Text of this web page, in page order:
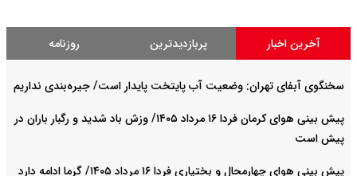
آخرین اخبار پربازدیدترین روزنامه
سخنگوی آبفای تهران: وضعیت آب پایتخت پایدار است/ جیره‌بندی نداریم
پیش بینی هوای کرمان فردا ۱۶ مرداد ۱۴۰۵/ وزش باد شدید و رگبار باران در
پیش است
پیش بینی هوای چهارمحال و بختیاری فردا ۱۶ مرداد ۱۴۰۵/ گرما ادامه دارد